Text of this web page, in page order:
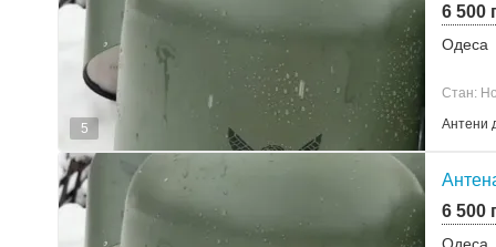
5
6 500
Одеса
Стан:
Антени
6 500
Одеса